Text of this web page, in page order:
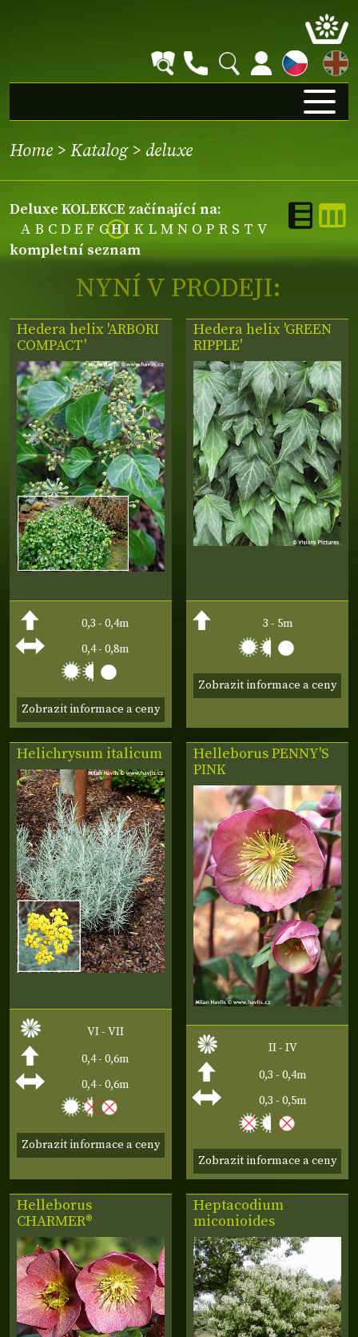
EN
Home > Katalog> deluxe
deluxe KOLEKCE začínající na:
A B C D E F GHI K L M N O P R S T V
kompletní seznam
NYNÍ V PRODEJI:
Hedera helix 'ARBORI
COMPACT'
0,3 - 0,4m
0,4 - 0,8m
Zobrazit informace a ceny
Hedera helix 'GREEN
RIPPLE'
3 - 5m
Zobrazit informace a ceny
Helichrysum italicum
VI - VII
0,4 - 0,6m
0,4 - 0,6m
Zobrazit informace a ceny
HelleborusPENNY'S
PINK
II - IV
0,3 - 0,4m
0,3 - 0,5m
Zobrazit informace a ceny
Helleborus
CHARMER®
Heptacodium
miconioides